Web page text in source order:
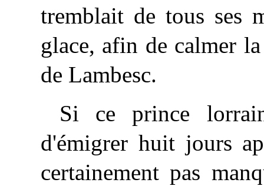
tremblait de tous ses
glace, afin de calmer
de Lambesc.
Si ce prince
d'émigrer huit jours
certainement pas